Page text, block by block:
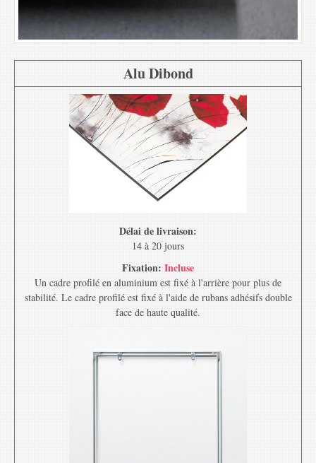
Alu Dibond
Délai de livraison:
14 à 20 jours
Fixation: Incluse
Un cadre profilé en aluminium est fixé à l'arrière pour plus de
stabilité. Le cadre profilé est fixé à l'aide de rubans adhésifs double
face de haute qualité.